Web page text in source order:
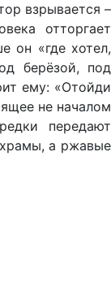
взрывается –
отторгает
он «где хотел,
берёзой, под
ему: «Отойди
не началом
передают
а ржавые